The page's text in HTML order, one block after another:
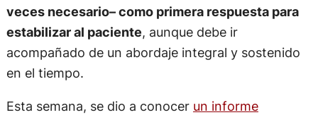
veces necesario– como primera respuesta para
estabilizar al paciente, aunque debe ir
acompañado de un abordaje integral y sostenido
en el tiempo.
Esta semana, se dio a conocer un informe